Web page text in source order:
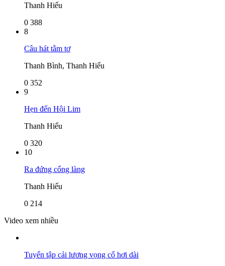
Thanh Hiếu
0 388
8
Câu hát tằm tơ
Thanh Bình, Thanh Hiếu
0 352
9
Hẹn đến Hội Lim
Thanh Hiếu
0 320
10
Ra đứng cổng làng
Thanh Hiếu
0 214
Video xem nhiều
Tuyển tập cải lương vọng cổ hơi dài